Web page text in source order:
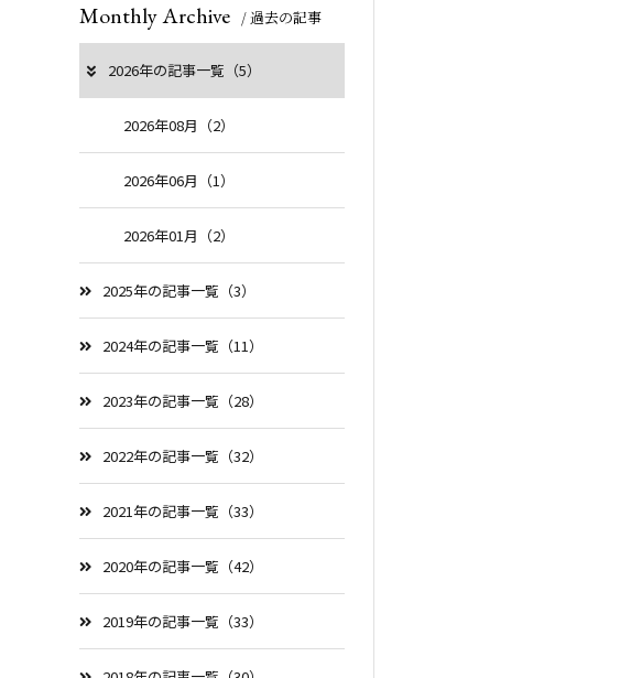
Monthly Archive / 過去の記事
2026年の記事一覧（5）
2026年08月（2）
2026年06月（1）
2026年01月（2）
2025年の記事一覧（3）
2024年の記事一覧（11）
2023年の記事一覧（28）
2022年の記事一覧（32）
2021年の記事一覧（33）
2020年の記事一覧（42）
2019年の記事一覧（33）